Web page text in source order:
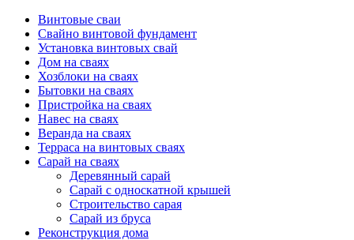
Винтовые сваи
Свайно винтовой фундамент
Установка винтовых свай
Дом на сваях
Хозблоки на сваях
Бытовки на сваях
Пристройка на сваях
Навес на сваях
Веранда на сваях
Терраса на винтовых сваях
Cарай на сваях
Деревянный сарай
Сарай с односкатной крышей
Строительство сарая
Сарай из бруса
Реконструкция дома